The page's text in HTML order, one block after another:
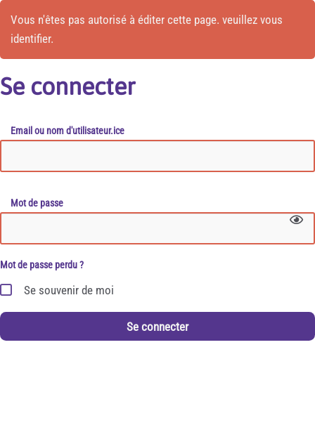
Vous n'êtes pas autorisé à éditer cette page. veuillez vous
identifier.
Se connecter
Email ou nom d'utilisateur.ice
Mot de passe
Mot de passe perdu ?
Se souvenir de moi
Se connecter